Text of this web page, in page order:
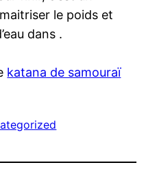
le poids et
dans .
katana de samouraï